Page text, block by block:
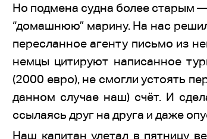
Но подмена судна более старым —
“домашнюю” марину. На нас
пересланное агенту письмо из
немцы цитируют написанное
(2000 евро), не смогли устоять
данном случае наш) счёт. И
ссылаясь друг на друга и даже
Наш капитан улетал в пятницу